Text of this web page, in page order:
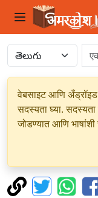
वेबसाइट आणि
सदस्यता घ्या.
जोडण्यात आणि